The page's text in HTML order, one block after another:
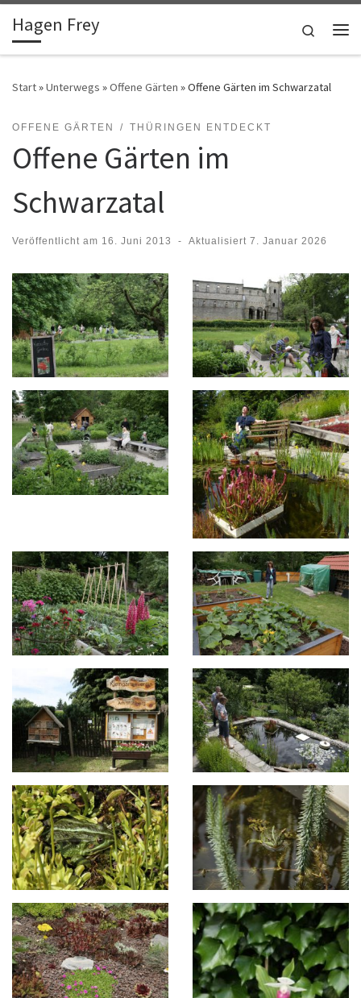
Zum Inhalt springen
Hagen Frey
Search
Start»Unterwegs »Offene Gärten »Offene Gärten im Schwarzatal
OFFENE GÄRTEN THÜRINGEN ENTDECKT
Offene Gärten im
Schwarzatal
Veröffentlicht am 16. Juni 2013 - Aktualisiert 7. Januar 2026